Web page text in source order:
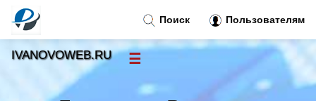
Поиск Пользователям
IVANOVOWEB.RU ☰